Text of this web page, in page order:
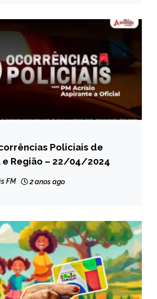
Policiais de
e Região – 22/04/2024
FM 2 anos ago